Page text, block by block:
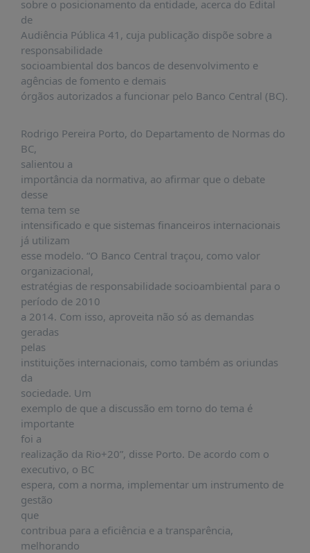
DADOS
FRENTE
PARLAMENTAR
SOBRE
MATERIAIS
INFORMAÇÕES
CURSOS
E
EVENTOS
INSCRIÇÕES
MATERIAIS
DISPONÍVEIS
PUBLICAÇÕES
REVISTA
RUMOS
LIVROS
ESTUDOS
NOTÍCIAS
PRÊMIO
ABDE-
BID
PRÊMIO
ABDE
DE
JORNALISMO
sobre o posicionamento da entidade, acerca do Edital
de
Audiência Pública 41, cuja publicação dispõe sobre a
responsabilidade
socioambiental dos bancos de desenvolvimento e
agências de fomento e demais
órgãos autorizados a funcionar pelo Banco Central (BC).
Rodrigo Pereira Porto, do Departamento de Normas do
BC,
salientou a
importância da normativa, ao afirmar que o debate
desse
tema tem se
intensificado e que sistemas financeiros internacionais
já utilizam
esse modelo. “O Banco Central traçou, como valor
organizacional,
estratégias de responsabilidade socioambiental para o
período de 2010
a 2014. Com isso, aproveita não só as demandas
geradas
pelas
instituições internacionais, como também as oriundas
da
sociedade. Um
exemplo de que a discussão em torno do tema é
importante
foi a
realização da Rio+20”, disse Porto. De acordo com o
executivo, o BC
espera, com a norma, implementar um instrumento de
gestão
que
contribua para a eficiência e a transparência,
melhorando